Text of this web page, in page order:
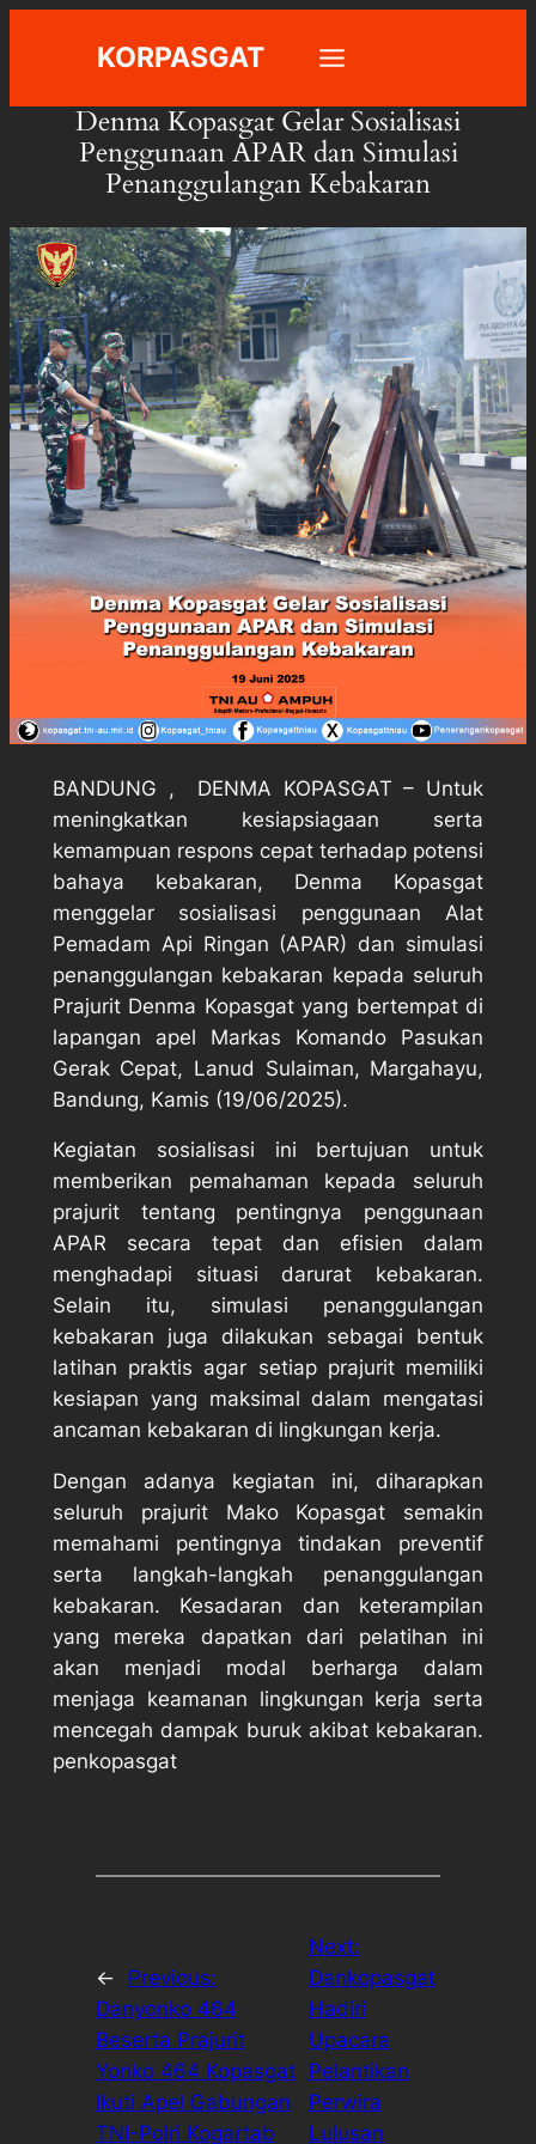
KORPASGAT
Denma Kopasgat Gelar Sosialisasi
Penggunaan APAR dan Simulasi
Penanggulangan Kebakaran
BANDUNG , DENMA KOPASGAT – Untuk
meningkatkan kesiapsiagaan serta
kemampuan respons cepat terhadap potensi
bahaya kebakaran, Denma Kopasgat
menggelar sosialisasi penggunaan Alat
Pemadam Api Ringan (APAR) dan simulasi
penanggulangan kebakaran kepada seluruh
Prajurit Denma Kopasgat yang bertempat di
lapangan apel Markas Komando Pasukan
Gerak Cepat, Lanud Sulaiman, Margahayu,
Bandung, Kamis (19/06/2025).
Kegiatan sosialisasi ini bertujuan untuk
memberikan pemahaman kepada seluruh
prajurit tentang pentingnya penggunaan
APAR secara tepat dan efisien dalam
menghadapi situasi darurat kebakaran.
Selain itu, simulasi penanggulangan
kebakaran juga dilakukan sebagai bentuk
latihan praktis agar setiap prajurit memiliki
kesiapan yang maksimal dalam mengatasi
ancaman kebakaran di lingkungan kerja.
Dengan adanya kegiatan ini, diharapkan
seluruh prajurit Mako Kopasgat semakin
memahami pentingnya tindakan preventif
serta langkah-langkah penanggulangan
kebakaran. Kesadaran dan keterampilan
yang mereka dapatkan dari pelatihan ini
akan menjadi modal berharga dalam
menjaga keamanan lingkungan kerja serta
mencegah dampak buruk akibat kebakaran.
penkopasgat
←
Previous:
Danyonko 464
Beserta Prajurit
Yonko 464 Kopasgat
Ikuti Apel Gabungan
TNI-Polri Kogartab
Next:
Dankopasgat
Hadiri
Upacara
Pelantikan
Perwira
Lulusan